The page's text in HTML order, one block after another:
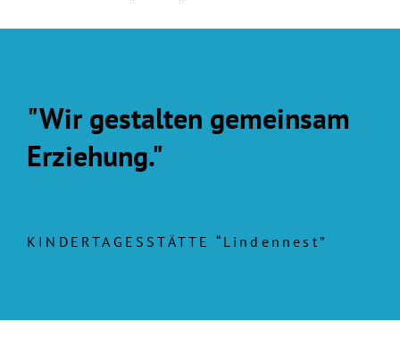
"Wir gestalten gemeinsam
Erziehung."
KINDERTAGESSTÄTTE “Lindennest”